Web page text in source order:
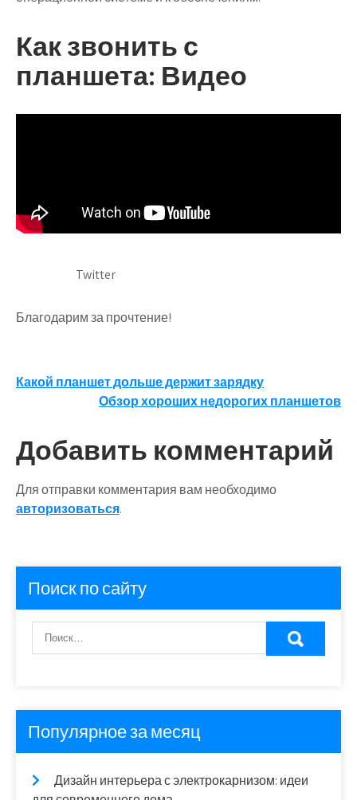
Как звонить с
планшета: Видео
Twitter
Благодарим за прочтение!
Навигация
записям
Какой планшет дольше держит зарядку
Обзор хороших недорогих планшетов
Добавить комментарий
Для отправки комментария вам необходимо
авторизоваться.
Поиск по сайту
Популярное за месяц
Дизайн интерьера с электрокарнизом: идеи